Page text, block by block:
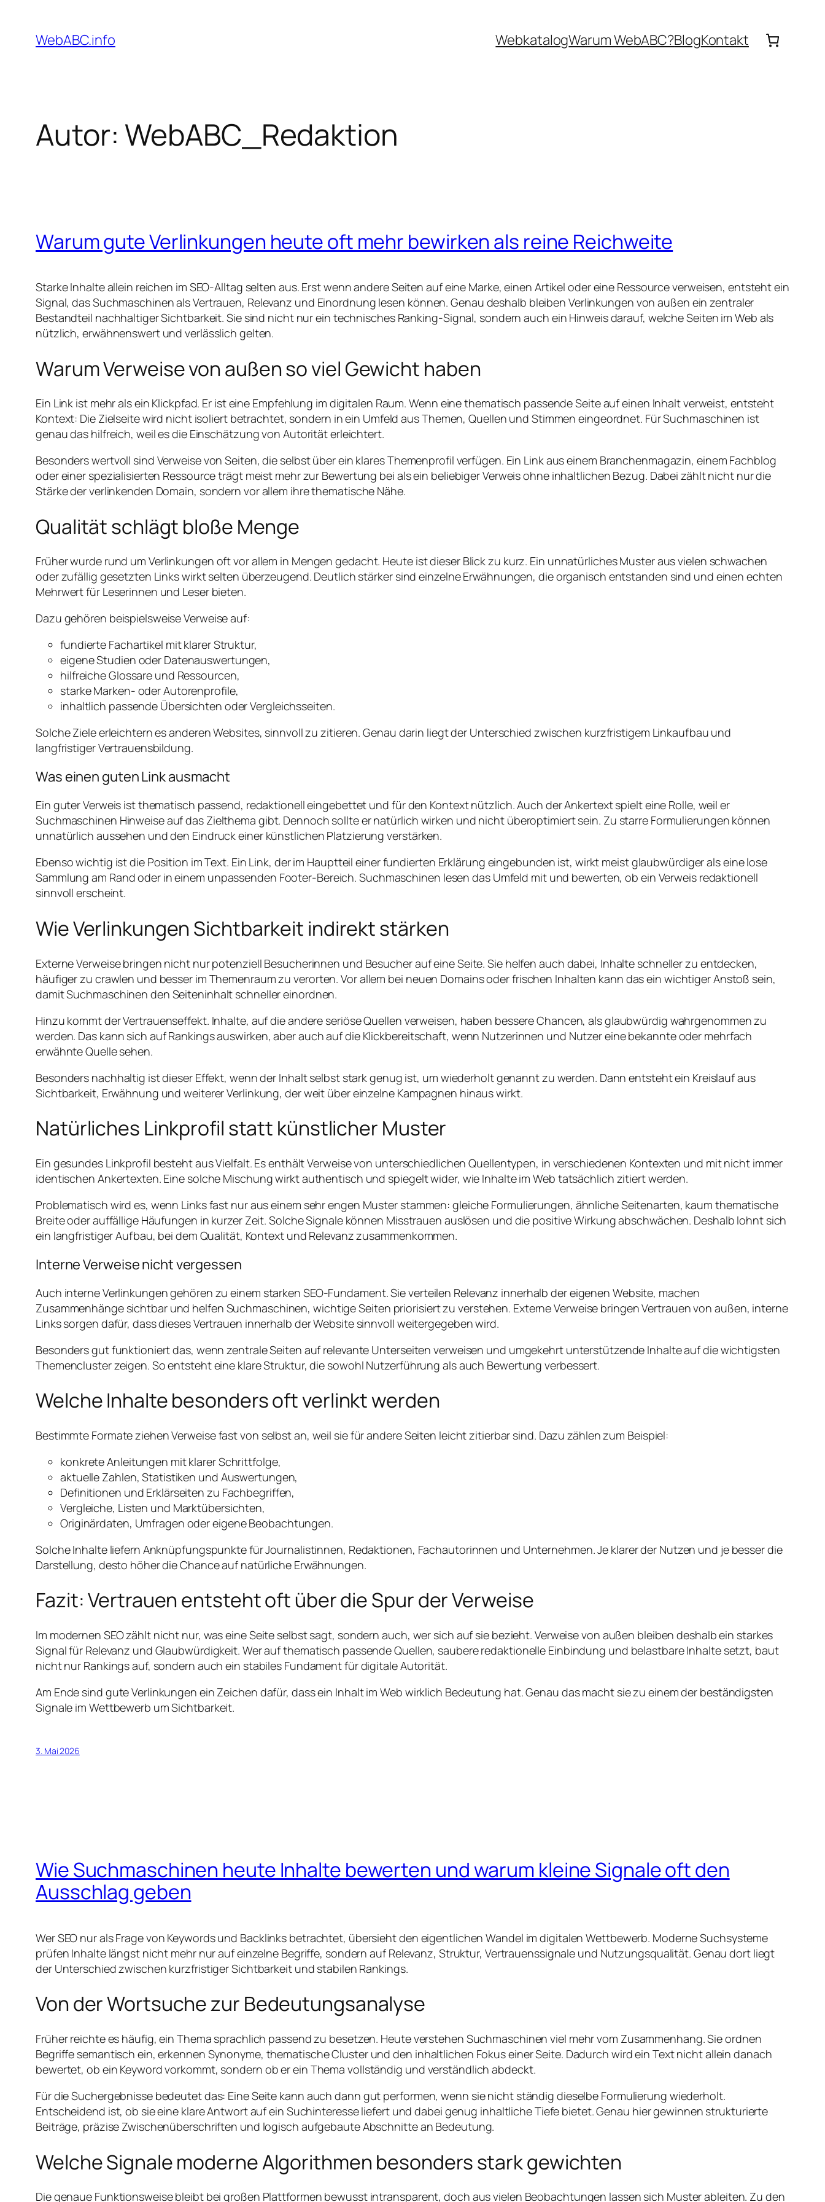
Inhalt
springen
WebABC.info WebkatalogWarum WebABC?BlogKontakt
Autor: WebABC_Redaktion
Warum gute Verlinkungen heute oft mehr bewirken als reine Reichweite
Starke Inhalte allein reichen im SEO-Alltag selten aus. Erst wenn andere Seiten auf eine Marke, einen Artikel oder eine Ressource verweisen, entsteht ein
Signal, das Suchmaschinen als Vertrauen, Relevanz und Einordnung lesen können. Genau deshalb bleiben Verlinkungen von außen ein zentraler
Bestandteil nachhaltiger Sichtbarkeit. Sie sind nicht nur ein technisches Ranking-Signal, sondern auch ein Hinweis darauf, welche Seiten im Web als
nützlich, erwähnenswert und verlässlich gelten.
Warum Verweise von außen so viel Gewicht haben
Ein Link ist mehr als ein Klickpfad. Er ist eine Empfehlung im digitalen Raum. Wenn eine thematisch passende Seite auf einen Inhalt verweist, entsteht
Kontext: Die Zielseite wird nicht isoliert betrachtet, sondern in ein Umfeld aus Themen, Quellen und Stimmen eingeordnet. Für Suchmaschinen ist
genau das hilfreich, weil es die Einschätzung von Autorität erleichtert.
Besonders wertvoll sind Verweise von Seiten, die selbst über ein klares Themenprofil verfügen. Ein Link aus einem Branchenmagazin, einem Fachblog
oder einer spezialisierten Ressource trägt meist mehr zur Bewertung bei als ein beliebiger Verweis ohne inhaltlichen Bezug. Dabei zählt nicht nur die
Stärke der verlinkenden Domain, sondern vor allem ihre thematische Nähe.
Qualität schlägt bloße Menge
Früher wurde rund um Verlinkungen oft vor allem in Mengen gedacht. Heute ist dieser Blick zu kurz. Ein unnatürliches Muster aus vielen schwachen
oder zufällig gesetzten Links wirkt selten überzeugend. Deutlich stärker sind einzelne Erwähnungen, die organisch entstanden sind und einen echten
Mehrwert für Leserinnen und Leser bieten.
Dazu gehören beispielsweise Verweise auf:
fundierte Fachartikel mit klarer Struktur,
eigene Studien oder Datenauswertungen,
hilfreiche Glossare und Ressourcen,
starke Marken- oder Autorenprofile,
inhaltlich passende Übersichten oder Vergleichsseiten.
Solche Ziele erleichtern es anderen Websites, sinnvoll zu zitieren. Genau darin liegt der Unterschied zwischen kurzfristigem Linkaufbau und
langfristiger Vertrauensbildung.
Was einen guten Link ausmacht
Ein guter Verweis ist thematisch passend, redaktionell eingebettet und für den Kontext nützlich. Auch der Ankertext spielt eine Rolle, weil er
Suchmaschinen Hinweise auf das Zielthema gibt. Dennoch sollte er natürlich wirken und nicht überoptimiert sein. Zu starre Formulierungen können
unnatürlich aussehen und den Eindruck einer künstlichen Platzierung verstärken.
Ebenso wichtig ist die Position im Text. Ein Link, der im Hauptteil einer fundierten Erklärung eingebunden ist, wirkt meist glaubwürdiger als eine lose
Sammlung am Rand oder in einem unpassenden Footer-Bereich. Suchmaschinen lesen das Umfeld mit und bewerten, ob ein Verweis redaktionell
sinnvoll erscheint.
Wie Verlinkungen Sichtbarkeit indirekt stärken
Externe Verweise bringen nicht nur potenziell Besucherinnen und Besucher auf eine Seite. Sie helfen auch dabei, Inhalte schneller zu entdecken,
häufiger zu crawlen und besser im Themenraum zu verorten. Vor allem bei neuen Domains oder frischen Inhalten kann das ein wichtiger Anstoß sein,
damit Suchmaschinen den Seiteninhalt schneller einordnen.
Hinzu kommt der Vertrauenseffekt. Inhalte, auf die andere seriöse Quellen verweisen, haben bessere Chancen, als glaubwürdig wahrgenommen zu
werden. Das kann sich auf Rankings auswirken, aber auch auf die Klickbereitschaft, wenn Nutzerinnen und Nutzer eine bekannte oder mehrfach
erwähnte Quelle sehen.
Besonders nachhaltig ist dieser Effekt, wenn der Inhalt selbst stark genug ist, um wiederholt genannt zu werden. Dann entsteht ein Kreislauf aus
Sichtbarkeit, Erwähnung und weiterer Verlinkung, der weit über einzelne Kampagnen hinaus wirkt.
Natürliches Linkprofil statt künstlicher Muster
Ein gesundes Linkprofil besteht aus Vielfalt. Es enthält Verweise von unterschiedlichen Quellentypen, in verschiedenen Kontexten und mit nicht immer
identischen Ankertexten. Eine solche Mischung wirkt authentisch und spiegelt wider, wie Inhalte im Web tatsächlich zitiert werden.
Problematisch wird es, wenn Links fast nur aus einem sehr engen Muster stammen: gleiche Formulierungen, ähnliche Seitenarten, kaum thematische
Breite oder auffällige Häufungen in kurzer Zeit. Solche Signale können Misstrauen auslösen und die positive Wirkung abschwächen. Deshalb lohnt sich
ein langfristiger Aufbau, bei dem Qualität, Kontext und Relevanz zusammenkommen.
Interne Verweise nicht vergessen
Auch interne Verlinkungen gehören zu einem starken SEO-Fundament. Sie verteilen Relevanz innerhalb der eigenen Website, machen
Zusammenhänge sichtbar und helfen Suchmaschinen, wichtige Seiten priorisiert zu verstehen. Externe Verweise bringen Vertrauen von außen, interne
Links sorgen dafür, dass dieses Vertrauen innerhalb der Website sinnvoll weitergegeben wird.
Besonders gut funktioniert das, wenn zentrale Seiten auf relevante Unterseiten verweisen und umgekehrt unterstützende Inhalte auf die wichtigsten
Themencluster zeigen. So entsteht eine klare Struktur, die sowohl Nutzerführung als auch Bewertung verbessert.
Welche Inhalte besonders oft verlinkt werden
Bestimmte Formate ziehen Verweise fast von selbst an, weil sie für andere Seiten leicht zitierbar sind. Dazu zählen zum Beispiel:
konkrete Anleitungen mit klarer Schrittfolge,
aktuelle Zahlen, Statistiken und Auswertungen,
Definitionen und Erklärseiten zu Fachbegriffen,
Vergleiche, Listen und Marktübersichten,
Originärdaten, Umfragen oder eigene Beobachtungen.
Solche Inhalte liefern Anknüpfungspunkte für Journalistinnen, Redaktionen, Fachautorinnen und Unternehmen. Je klarer der Nutzen und je besser die
Darstellung, desto höher die Chance auf natürliche Erwähnungen.
Fazit: Vertrauen entsteht oft über die Spur der Verweise
Im modernen SEO zählt nicht nur, was eine Seite selbst sagt, sondern auch, wer sich auf sie bezieht. Verweise von außen bleiben deshalb ein starkes
Signal für Relevanz und Glaubwürdigkeit. Wer auf thematisch passende Quellen, saubere redaktionelle Einbindung und belastbare Inhalte setzt, baut
nicht nur Rankings auf, sondern auch ein stabiles Fundament für digitale Autorität.
Am Ende sind gute Verlinkungen ein Zeichen dafür, dass ein Inhalt im Web wirklich Bedeutung hat. Genau das macht sie zu einem der beständigsten
Signale im Wettbewerb um Sichtbarkeit.
3. Mai 2026
Wie Suchmaschinen heute Inhalte bewerten und warum kleine Signale oft den
Ausschlag geben
Wer SEO nur als Frage von Keywords und Backlinks betrachtet, übersieht den eigentlichen Wandel im digitalen Wettbewerb. Moderne Suchsysteme
prüfen Inhalte längst nicht mehr nur auf einzelne Begriffe, sondern auf Relevanz, Struktur, Vertrauenssignale und Nutzungsqualität. Genau dort liegt
der Unterschied zwischen kurzfristiger Sichtbarkeit und stabilen Rankings.
Von der Wortsuche zur Bedeutungsanalyse
Früher reichte es häufig, ein Thema sprachlich passend zu besetzen. Heute verstehen Suchmaschinen viel mehr vom Zusammenhang. Sie ordnen
Begriffe semantisch ein, erkennen Synonyme, thematische Cluster und den inhaltlichen Fokus einer Seite. Dadurch wird ein Text nicht allein danach
bewertet, ob ein Keyword vorkommt, sondern ob er ein Thema vollständig und verständlich abdeckt.
Für die Suchergebnisse bedeutet das: Eine Seite kann auch dann gut performen, wenn sie nicht ständig dieselbe Formulierung wiederholt.
Entscheidend ist, ob sie eine klare Antwort auf ein Suchinteresse liefert und dabei genug inhaltliche Tiefe bietet. Genau hier gewinnen strukturierte
Beiträge, präzise Zwischenüberschriften und logisch aufgebaute Abschnitte an Bedeutung.
Welche Signale moderne Algorithmen besonders stark gewichten
Die genaue Funktionsweise bleibt bei großen Plattformen bewusst intransparent, doch aus vielen Beobachtungen lassen sich Muster ableiten. Zu den